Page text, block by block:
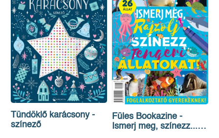
Tündöklő karácsony -
színező
Füles Bookazine -
Ismerj meg, színezz...